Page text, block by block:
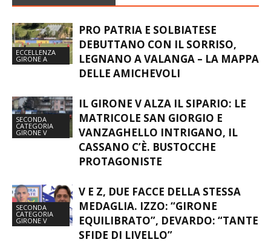
ECCELLENZA
GIRONE A
PRO PATRIA E SOLBIATESE
LEGNANO A VALANGA – LA MAPPA
DELLE AMICHEVOLI
SECONDA
CATEGORIA
GIRONE V
IL GIRONE V ALZA IL SIPARIO: LE
VANZAGHELLO INTRIGANO, IL
CASSANO C’È. BUSTOCCHE
PROTAGONISTE
SECONDA
CATEGORIA
GIRONE V
V E Z, DUE FACCE DELLA STESSA
EQUILIBRATO”, DEVARDO: “TANTE
SFIDE DI LIVELLO”